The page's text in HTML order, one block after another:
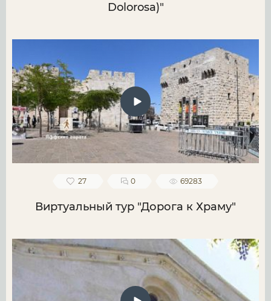
Dolorosa)"
27 0 69283
Виртуальный тур "Дорога к Храму"